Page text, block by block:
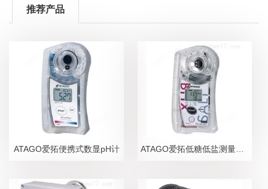
推荐产品
ATAGO爱拓便携式数显pH计 ATAGO爱拓低糖低盐测量糖盐度计